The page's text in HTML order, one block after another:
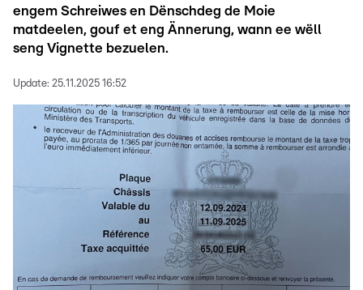
engem Schreiwes en Dënschdeg de Moie
matdeelen, gouf et eng Ännerung, wann ee wëll
seng Vignette bezuelen.
Update: 25.11.2025 16:52